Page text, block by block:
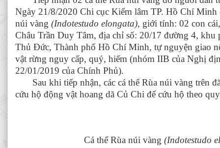
Ngày 21/8/2020 Chi cục Kiểm lâm TP. Hồ Chí Minh
núi vàng (Indotestudo elongata), giới tính: 02 con
Châu Trần Duy Tâm, địa chỉ số: 20/17 đường 4,
Thủ Đức, Thành phố Hồ Chí Minh, tự nguyện giao
vật rừng nguy cấp, quý, hiếm (nhóm IIB của Nghị
22/01/2019 của Chính Phủ).
Sau khi tiếp nhận, các cá thểRùa núi vàng trên
cứu hộ động vật hoang dã Củ Chi để cứu hộ theo
Cá thể Rùa núi vàng (Indotestudo